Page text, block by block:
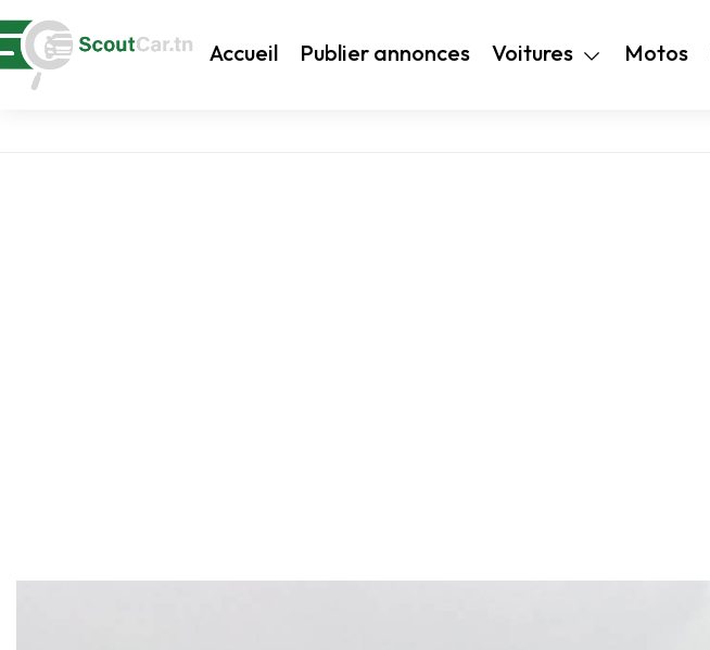
Accueil Publier annonces Voitures Motos